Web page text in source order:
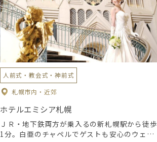
人前式・教会式・神前式
札幌市内・近郊
ホテルエミシア札幌
ＪＲ・地下鉄両方が乗入るの新札幌駅から徒歩
1分。白亜のチャペルでゲストも安心のウェデ